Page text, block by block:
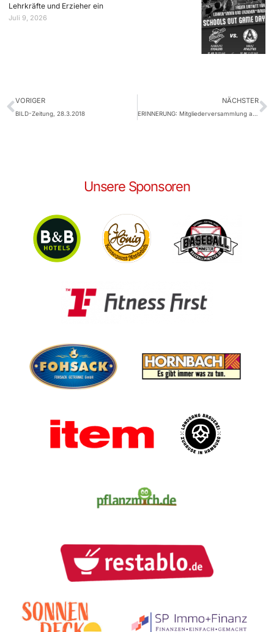
Lehrkräfte und Erzieher ein
Juli 9, 2026
VORIGER
BILD-Zeitung, 28.3.2018
NÄCHSTER
Unsere Sponsoren